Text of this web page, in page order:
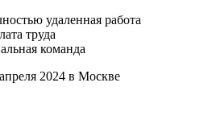
удаленная работа
труда
команда
2024 в Москве